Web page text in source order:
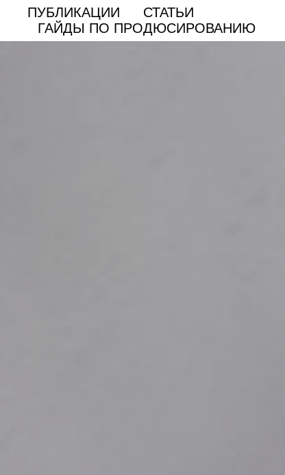
ПУБЛИКАЦИИ
СТАТЬИ
ГАЙДЫ ПО ПРОДЮСИРОВАНИЮ